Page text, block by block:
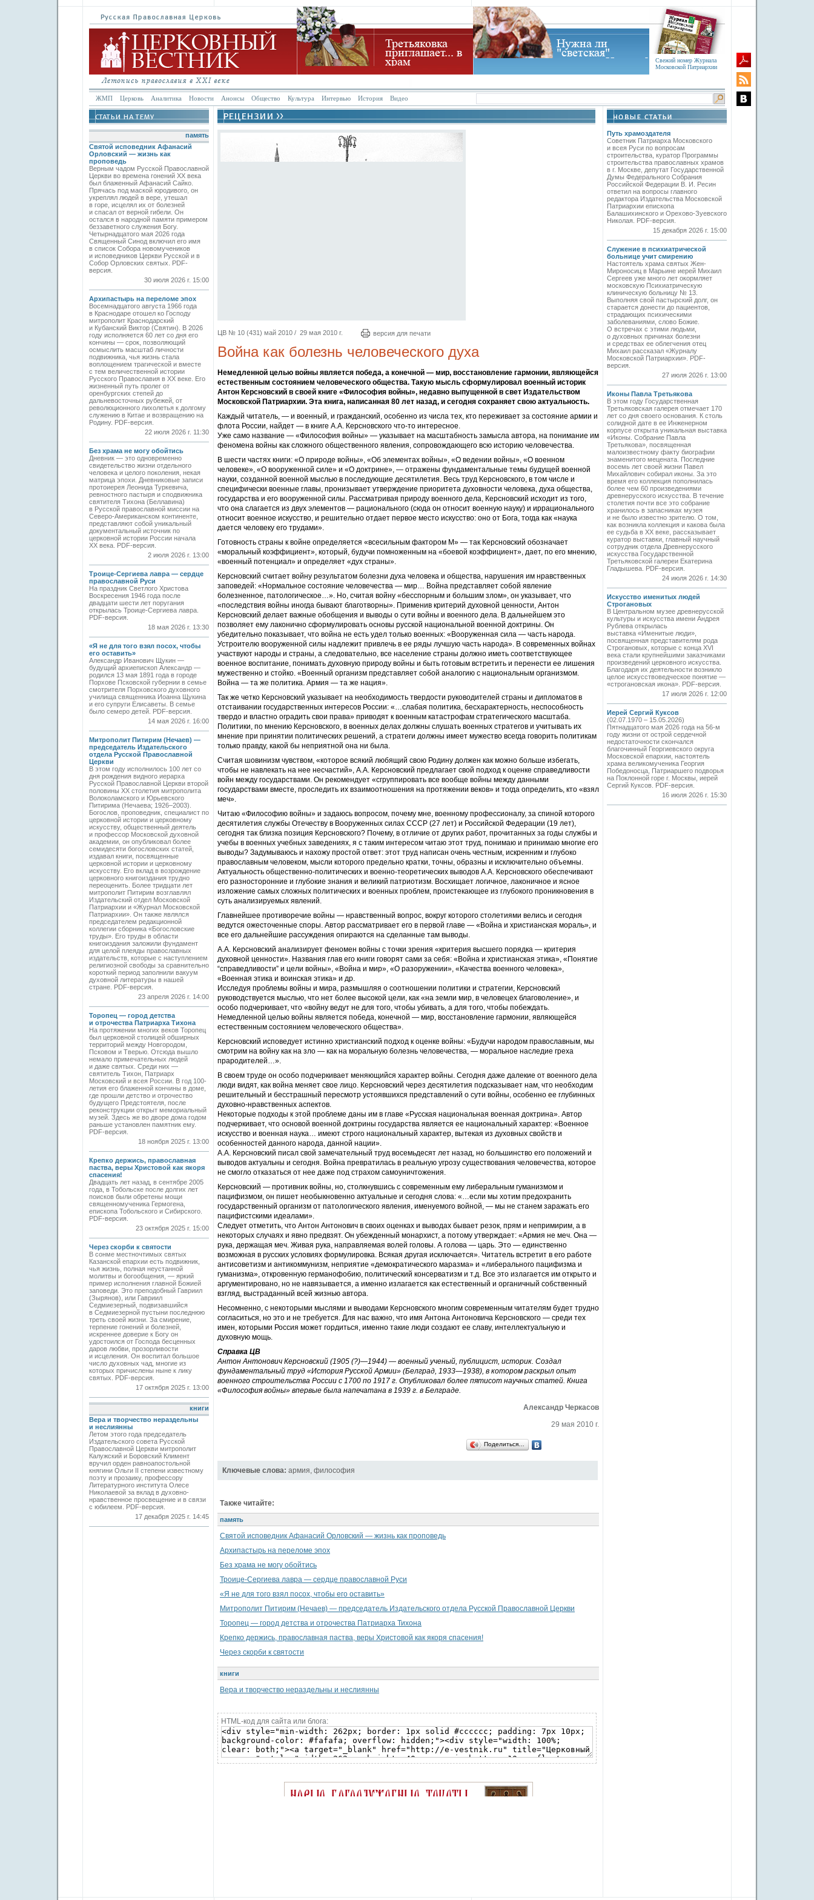
Свежий номер Журнала
Московской Патриархии
ЖМП Церковь Аналитика Новости Анонсы Общество Культура Интервью История Видео
память
Святой исповедник Афанасий
Орловский — жизнь как
проповедь
Верным чадом Русской Православной
Церкви во времена гонений XX века
был блаженный Афанасий Сайко.
Прячась под маской юродивого, он
укреплял людей в вере, утешал
в горе, исцелял их от болезней
и спасал от верной гибели. Он
остался в народной памяти примером
беззаветного служения Богу.
Четырнадцатого мая 2026 года
Священный Синод включил его имя
в список Собора новомучеников
и исповедников Церкви Русской и в
Собор Орловских святых. PDF-
версия.
30 июля 2026 г. 15:00
Архипастырь на переломе эпох
Восемнадцатого августа 1966 года
в Краснодаре отошел ко Господу
митрополит Краснодарский
и Кубанский Виктор (Святин). В 2026
году исполняется 60 лет со дня его
кончины — срок, позволяющий
осмыслить масштаб личности
подвижника, чья жизнь стала
воплощением трагической и вместе
с тем величественной истории
Русского Православия в XX веке. Его
жизненный путь пролег от
оренбургских степей до
дальневосточных рубежей, от
революционного лихолетья к долгому
служению в Китае и возвращению на
Родину. PDF-версия.
22 июля 2026 г. 11:30
Без храма не могу обойтись
Дневник — это одновременно
свидетельство жизни отдельного
человека и целого поколения, некая
матрица эпохи. Дневниковые записи
протоиерея Леонида Туркевича,
ревностного пастыря и сподвижника
святителя Тихона (Беллавина)
в Русской православной миссии на
Северо-Американском континенте,
представляют собой уникальный
документальный источник по
церковной истории России начала
ХХ века. PDF-версия.
2 июля 2026 г. 13:00
Троице-Сергиева лавра — сердце
православной Руси
На праздник Светлого Христова
Воскресения 1946 года после
двадцати шести лет поругания
открылась Троице-Сергиева лавра.
PDF-версия.
18 мая 2026 г. 13:30
«Я не для того взял посох, чтобы
его оставить»
Александр Иванович Щукин —
будущий архиепископ Александр —
родился 13 мая 1891 года в городе
Порхове Псковской губернии в семье
смотрителя Порховского духовного
училища священника Иоанна Щукина
и его супруги Елисаветы. В семье
было семеро детей. PDF-версия.
14 мая 2026 г. 16:00
Митрополит Питирим (Нечаев) —
председатель Издательского
отдела Русской Православной
Церкви
В этом году исполнилось 100 лет со
дня рождения видного иерарха
Русской Православной Церкви второй
половины XX столетия митрополита
Волоколамского и Юрьевского
Питирима (Нечаева; 1926–2003).
Богослов, проповедник, специалист по
церковной истории и церковному
искусству, общественный деятель
и профессор Московской духовной
академии, он опубликовал более
семидесяти богословских статей,
издавал книги, посвященные
церковной истории и церковному
искусству. Его вклад в возрождение
церковного книгоиздания трудно
переоценить. Более тридцати лет
митрополит Питирим возглавлял
Издательский отдел Московской
Патриархии и «Журнал Московской
Патриархии». Он также являлся
председателем редакционной
коллегии сборника «Богословские
труды». Его труды в области
книгоиздания заложили фундамент
для целой плеяды православных
издательств, которые с наступлением
религиозной свободы за сравнительно
короткий период заполнили вакуум
духовной литературы в нашей
стране. PDF-версия.
23 апреля 2026 г. 14:00
Торопец — город детства
и отрочества Патриарха Тихона
На протяжении многих веков Торопец
был церковной столицей обширных
территорий между Новгородом,
Псковом и Тверью. Отсюда вышло
немало примечательных людей
и даже святых. Среди них —
святитель Тихон, Патриарх
Московский и всея России. В год 100-
летия его блаженной кончины в доме,
где прошли детство и отрочество
будущего Предстоятеля, после
реконструкции открыт мемориальный
музей. Здесь же во дворе дома годом
раньше установлен памятник ему.
PDF-версия.
18 ноября 2025 г. 13:00
Крепко держись, православная
паства, веры Христовой как якоря
спасения!
Двадцать лет назад, в сентябре 2005
года, в Тобольске после долгих лет
поисков были обретены мощи
священномученика Гермогена,
епископа Тобольского и Сибирского.
PDF-версия.
23 октября 2025 г. 15:00
Через скорби к святости
В сонме местночтимых святых
Казанской епархии есть подвижник,
чья жизнь, полная неустанной
молитвы и богообщения, — яркий
пример исполнения главной Божией
заповеди. Это преподобный Гавриил
(Зырянов), или Гавриил
Седмиезерный, подвизавшийся
в Седмиезерной пустыни последнюю
треть своей жизни. За смирение,
терпение гонений и болезней,
искреннее доверие к Богу он
удостоился от Господа бесценных
даров любви, прозорливости
и исцеления. Он воспитал большое
число духовных чад, многие из
которых причислены ныне к лику
святых. PDF-версия.
17 октября 2025 г. 13:00
книги
Вера и творчество нераздельны
и неслиянны
Летом этого года председатель
Издательского совета Русской
Православной Церкви митрополит
Калужский и Боровский Климент
вручил орден равноапостольной
княгини Ольги II степени известному
поэту и прозаику, профессору
Литературного института Олесе
Николаевой за вклад в духовно-
нравственное просвещение и в связи
с юбилеем. PDF-версия.
17 декабря 2025 г. 14:45
ЦВ № 10 (431) май 2010 / 29 мая 2010 г. версия для печати
Война как болезнь человеческого духа
Немедленной целью войны является победа, а конечной — мир, восстановление гармонии, являющейся
естественным состоянием человеческого общества. Такую мысль сформулировал военный историк
Антон Керсновский в своей книге «Философия войны», недавно выпущенной в свет Издательством
Московской Патриархии. Эта книга, написанная 80 лет назад, и сегодня сохраняет свою актуальность.
Каждый читатель, — и военный, и гражданский, особенно из числа тех, кто переживает за состояние армии и
флота России, найдет — в книге А.А. Керсновского что-то интересное.
Уже само название — «Философия войны» — указывает на масштабность замысла автора, на понимание им
феномена войны как сложного общественного явления, сопровождающего всю историю человечества.
В шести частях книги: «О природе войны», «Об элементах войны», «О ведении войны», «О военном
человеке», «О вооруженной силе» и «О доктрине», — отражены фундаментальные темы будущей военной
науки, созданной военной мыслью в последующие десятилетия. Весь труд Керсновского, в том числе и
специфически военные главы, пронизывает утверждение приоритета духовности человека, духа общества,
государства и его вооруженной силы. Рассматривая природу военного дела, Керсновский исходит из того,
что она слагается из двух элементов — рационального (сюда он относит военную науку) и иррационального
относит военное искусство, и решительно отдает первое место искусство: оно от Бога, тогда как «наука
дается человеку его трудами».
Готовность страны к войне определяется «всесильным фактором М» — так Керсновский обозначает
«моральный коэффициент», который, будучи помноженным на «боевой коэффициент», дает, по его мнению,
«военный потенциал» и определяет «дух страны».
Керсновский считает войну результатом болезни духа человека и общества, нарушения им нравственных
заповедей: «Нормальное состояние человечества — мир… Война представляет собой явление
болезненное, патологическое…». Но, считая войну «бесспорным и большим злом», он указывает, что
«последствия войны иногда бывают благотворны». Применив критерий духовной ценности, Антон
Керсновский делает важные обобщения и выводы о сути войны и военного дела. В дальнейшем это
позволяет ему лаконично сформулировать основы русской национальной военной доктрины. Он
убедительно показывает, что война не есть удел только военных: «Вооруженная сила — часть народа.
Устроителю вооруженной силы надлежит привлечь в ее ряды лучшую часть народа». В современных войнах
участвуют народы и страны, а следовательно, все население страны должно иметь соответствующее
военное воспитание, понимать духовную природу войны и быть готовым встретить и перенести ее лишения
мужественно и стойко. «Военный организм представляет собой аналогию с национальным организмом.
Война — та же политика. Армия — та же нация».
Так же четко Керсновский указывает на необходимость твердости руководителей страны и дипломатов в
отстаивании государственных интересов России: «…слабая политика, бесхарактерность, неспособность
твердо и властно оградить свои права» приводят к военным катастрофам стратегического масштаба.
Политики, по мнению Керсновского, в военных делах должны слушать военных стратегов и учитывать их
мнение при принятии политических решений, а стратеги должны имеет мужество всегда говорить политикам
только правду, какой бы неприятной она ни была.
Считая шовинизм чувством, «которое всякий любящий свою Родину должен как можно больше избегать,
чтобы не навлекать на нее несчастий», А.А. Керсновский предлагает свой подход к оценке справедливости
войн между государствами. Он рекомендует «сгруппировать все вообще войны между данными
государствами вместе, проследить их взаимоотношения на протяжении веков» и тогда определить, кто «взял
меч».
Читаю «Философию войны» и задаюсь вопросом, почему мне, военному профессионалу, за спиной которого
десятилетия службы Отечеству в Вооруженных силах СССР (27 лет) и Российской Федерации (19 лет),
сегодня так близка позиция Керсновского? Почему, в отличие от других работ, прочитанных за годы службы и
учебы в военных учебных заведениях, я с таким интересом читаю этот труд, понимаю и принимаю многие его
выводы? Задумываюсь и нахожу простой ответ: этот труд написан очень честным, искренним и глубоко
православным человеком, мысли которого предельно кратки, точны, образны и исключительно объемны.
Актуальность общественно-политических и военно-теоретических выводов А.А. Керсновского обеспечивают
его разносторонние и глубокие знания и великий патриотизм. Восхищает логичное, лаконичное и ясное
изложение самых сложных политических и военных проблем, проистекающее из глубокого проникновения в
суть анализируемых явлений.
Главнейшее противоречие войны — нравственный вопрос, вокруг которого столетиями велись и сегодня
ведутся ожесточенные споры. Автор рассматривает его в первой главе — «Война и христианская мораль», и
все его дальнейшие рассуждения опираются на сделанные там выводы.
А.А. Керсновский анализирует феномен войны с точки зрения «критерия высшего порядка — критерия
духовной ценности». Названия глав его книги говорят сами за себя: «Война и христианская этика», «Понятие
“справедливости” и цели войны», «Война и мир», «О разоружении», «Качества военного человека»,
«Военная этика и воинская этика» и др.
Исследуя проблемы войны и мира, размышляя о соотношении политики и стратегии, Керсновский
руководствуется мыслью, что нет более высокой цели, как «на земли мир, в человецех благоволение», и
особо подчеркивает, что «войну ведут не для того, чтобы убивать, а для того, чтобы побеждать.
Немедленной целью войны является победа, конечной — мир, восстановление гармонии, являющейся
естественным состоянием человеческого общества».
Керсновский исповедует истинно христианский подход к оценке войны: «Будучи народом православным, мы
смотрим на войну как на зло — как на моральную болезнь человечества, — моральное наследие греха
прародителей…».
В своем труде он особо подчеркивает меняющийся характер войны. Сегодня даже далекие от военного дела
люди видят, как война меняет свое лицо. Керсновский через десятилетия подсказывает нам, что необходим
решительный и бесстрашный пересмотр устоявшихся представлений о сути войны, особенно ее глубинных
духовно-нравственных аспектов.
Некоторые подходы к этой проблеме даны им в главе «Русская национальная военная доктрина». Автор
подчеркивает, что основой военной доктрины государства является ее национальный характер: «Военное
искусство и военная наука… имеют строго национальный характер, вытекая из духовных свойств и
особенностей данного народа, данной нации».
А.А. Керсновский писал свой замечательный труд восемьдесят лет назад, но большинство его положений и
выводов актуальны и сегодня. Война превратилась в реальную угрозу существования человечества, которое
не смогло отказаться от нее даже под страхом самоуничтожения.
Керсновский — противник войны, но, столкнувшись с современным ему либеральным гуманизмом и
пацифизмом, он пишет необыкновенно актуальные и сегодня слова: «…если мы хотим предохранить
государственный организм от патологического явления, именуемого войной, — мы не станем заражать его
пацифистскими идеалами».
Следует отметить, что Антон Антонович в своих оценках и выводах бывает резок, прям и непримирим, а в
некоторых случаях и явно предвзят. Он убежденный монархист, а потому утверждает: «Армия не меч. Она —
рука, держащая меч. Живая рука, направляемая волей головы. А голова — царь. Это — единственно
возможная в русских условиях формулировка. Всякая другая исключается». Читатель встретит в его работе
антисоветизм и антикоммунизм, неприятие «демократического маразма» и «либерального пацифизма и
гуманизма», откровенную германофобию, политический консерватизм и т.д. Все это излагается им открыто и
аргументировано, но не навязывается, а именно излагается как естественный и органичный собственный
взгляд, выстраданный всей жизнью автора.
Несомненно, с некоторыми мыслями и выводами Керсновского многим современным читателям будет трудно
согласиться, но это и не требуется. Для нас важно, что имя Антона Антоновича Керсновского — среди тех
имен, которыми Россия может гордиться, именно такие люди создают ее славу, интеллектуальную и
духовную мощь.
Справка ЦВ
Антон Антонович Керсновский (1905 (?)—1944) — военный ученый, публицист, историк. Создал
фундаментальный труд «История Русской Армии» (Белград, 1933—1938), в котором раскрыл опыт
военного строительства России с 1700 по 1917 г. Опубликовал более пятисот научных статей. Книга
«Философия войны» впервые была напечатана в 1939 г. в Белграде.
Александр Черкасов
29 мая 2010 г.
Поделиться…
Ключевые слова: армия, философия
Также читайте:
память
Святой исповедник Афанасий Орловский — жизнь как проповедь
Архипастырь на переломе эпох
Без храма не могу обойтись
Троице-Сергиева лавра — сердце православной Руси
«Я не для того взял посох, чтобы его оставить»
Митрополит Питирим (Нечаев) — председатель Издательского отдела Русской Православной Церкви
Торопец — город детства и отрочества Патриарха Тихона
Крепко держись, православная паства, веры Христовой как якоря спасения!
Через скорби к святости
книги
Вера и творчество нераздельны и неслиянны
HTML-код для сайта или блога:
Путь храмоздателя
Советник Патриарха Московского
и всея Руси по вопросам
строительства, куратор Программы
строительства православных храмов
в г. Москве, депутат Государственной
Думы Федерального Собрания
Российской Федерации В. И. Ресин
ответил на вопросы главного
редактора Издательства Московской
Патриархии епископа
Балашихинского и Орехово-Зуевского
Николая. PDF-версия.
15 декабря 2026 г. 15:00
Служение в психиатрической
больнице учит смирению
Настоятель храма святых Жен-
Мироносиц в Марьине иерей Михаил
Сергеев уже много лет окормляет
московскую Психиатрическую
клиническую больницу № 13.
Выполняя свой пастырский долг, он
старается донести до пациентов,
страдающих психическими
заболеваниями, слово Божие.
О встречах с этими людьми,
о духовных причинах болезни
и средствах ее облегчения отец
Михаил рассказал «Журналу
Московской Патриархии». PDF-
версия.
27 июля 2026 г. 13:00
Иконы Павла Третьякова
В этом году Государственная
Третьяковская галерея отмечает 170
лет со дня своего основания. К столь
солидной дате в ее Инженерном
корпусе открыта уникальная выставка
«Иконы. Собрание Павла
Третьякова», посвященная
малоизвестному факту биографии
знаменитого мецената. Последние
восемь лет своей жизни Павел
Михайлович собирал иконы. За это
время его коллекция пополнилась
более чем 60 произведениями
древнерусского искусства. В течение
столетия почти все это собрание
хранилось в запасниках музея
и не было известно зрителю. О том,
как возникла коллекция и какова была
ее судьба в ХХ веке, рассказывает
куратор выставки, главный научный
сотрудник отдела Древнерусского
искусства Государственной
Третьяковской галереи Екатерина
Гладышева. PDF-версия.
24 июля 2026 г. 14:30
Искусство именитых людей
Строгановых
В Центральном музее древнерусской
культуры и искусства имени Андрея
Рублева открылась
выставка «Именитые люди»,
посвященная представителям рода
Строгановых, которые с конца XVI
века стали крупнейшими заказчиками
произведений церковного искусства.
Благодаря их деятельности возникло
целое искусствоведческое понятие —
«строгановская икона». PDF-версия.
17 июля 2026 г. 12:00
Иерей Сергий Куксов
(02.07.1970 – 15.05.2026)
Пятнадцатого мая 2026 года на 56-м
году жизни от острой сердечной
недостаточности скончался
благочинный Георгиевского округа
Московской епархии, настоятель
храма великомученика Георгия
Победоносца, Патриаршего подворья
на Поклонной горе г. Москвы, иерей
Сергий Куксов. PDF-версия.
16 июля 2026 г. 15:30